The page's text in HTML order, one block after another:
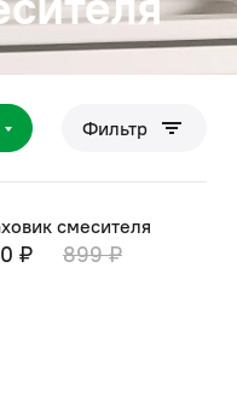
Фильтр
смесителя
₽ 899 ₽